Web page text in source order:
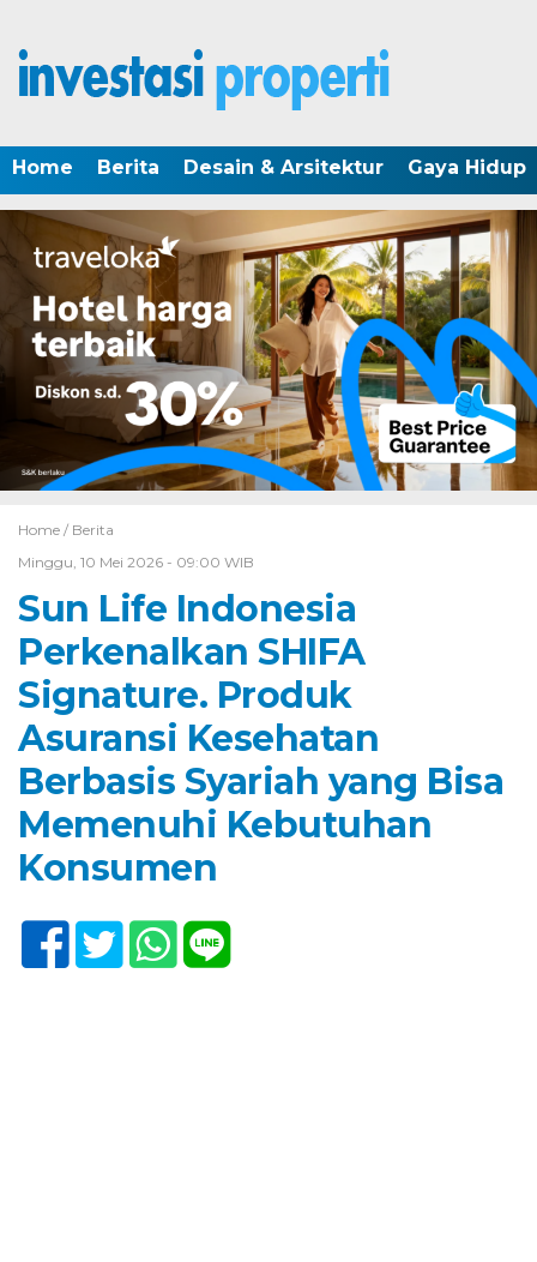
Home Berita Desain & Arsitektur Gaya Hidup
Home / Berita
Minggu, 10 Mei 2026 - 09:00 WIB
Sun Life Indonesia
Perkenalkan SHIFA
Signature. Produk
Asuransi Kesehatan
Berbasis Syariah yang Bisa
Memenuhi Kebutuhan
Konsumen